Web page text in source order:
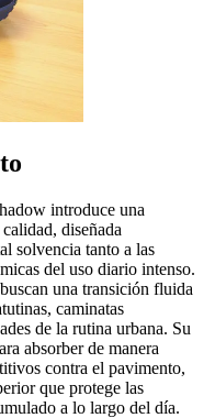
introduce una
diseñada
solvencia tanto a las
del uso diario intenso.
una transición fluida
caminatas
de la rutina urbana. Su
absorber de manera
contra el pavimento,
que protege las
a lo largo del día.